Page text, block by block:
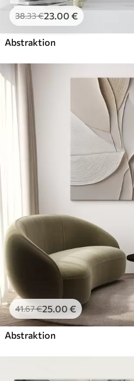
38.33€23.00 €
Abstraktion
41.67€25.00 €
Abstraktion